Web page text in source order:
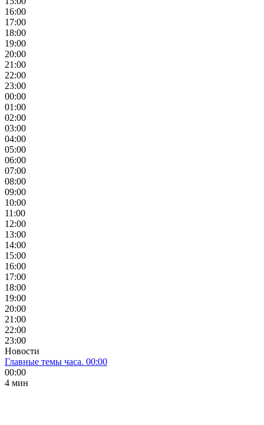
16:00
17:00
18:00
19:00
20:00
21:00
22:00
23:00
00:00
01:00
02:00
03:00
04:00
05:00
06:00
07:00
08:00
09:00
10:00
11:00
12:00
13:00
14:00
15:00
16:00
17:00
18:00
19:00
20:00
21:00
22:00
23:00
Новости
Главные темы часа. 00:00
00:00
4 мин